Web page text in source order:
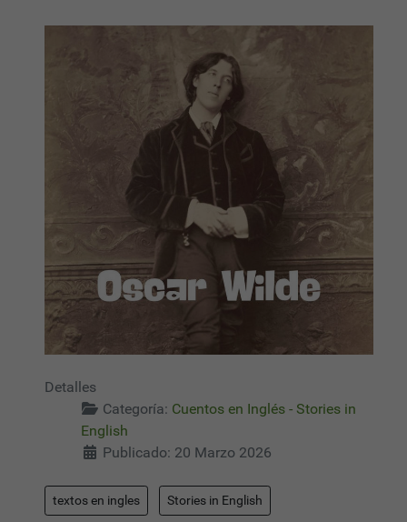
Detalles
Categoría: Cuentos en Inglés - Stories in
English
Publicado: 20 Marzo 2026
textos en ingles Stories in English